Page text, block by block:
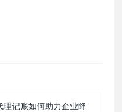
记账如何助力企业降